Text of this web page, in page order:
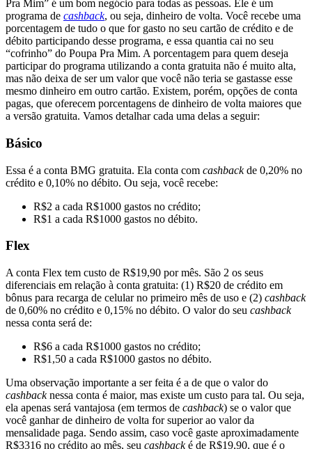
Pra Mim” é um bom negócio para todas as pessoas. Ele é um
programa de cashback, ou seja, dinheiro de volta. Você recebe uma
porcentagem de tudo o que for gasto no seu cartão de crédito e de
débito participando desse programa, e essa quantia cai no seu
“cofrinho” do Poupa Pra Mim. A porcentagem para quem deseja
participar do programa utilizando a conta gratuita não é muito alta,
mas não deixa de ser um valor que você não teria se gastasse esse
mesmo dinheiro em outro cartão. Existem, porém, opções de conta
pagas, que oferecem porcentagens de dinheiro de volta maiores que
a versão gratuita. Vamos detalhar cada uma delas a seguir:
Básico
Essa é a conta BMG gratuita. Ela conta com cashbackde 0,20% no
crédito e 0,10% no débito. Ou seja, você recebe:
R$2 a cada R$1000 gastos no crédito;
R$1 a cada R$1000 gastos no débito.
Flex
A conta Flex tem custo de R$19,90 por mês. São 2 os seus
diferenciais em relação à conta gratuita: (1) R$20 de crédito em
bônus para recarga de celular no primeiro mês de uso e (2) cashback
de 0,60% no crédito e 0,15% no débito. O valor do seu cashback
nessa conta será de:
R$6 a cada R$1000 gastos no crédito;
R$1,50 a cada R$1000 gastos no débito.
Uma observação importante a ser feita é a de que o valor do
cashbacknessa conta é maior, mas existe um custo para tal. Ou seja,
ela apenas será vantajosa (em termos de cashback) se o valor que
você ganhar de dinheiro de volta for superior ao valor da
mensalidade paga. Sendo assim, caso você gaste aproximadamente
R$3316 no crédito ao mês, seu cashbacké de R$19,90, que é o